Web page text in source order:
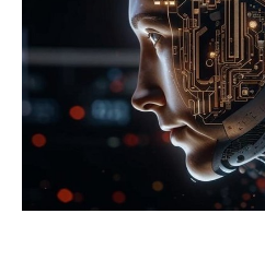
ОПК
ЭНЕРГЕТИКА
РОЗНИЧНАЯ ТОРГОВЛЯ
ТРАНСПОРТ
УСЛУГИ
НОВОСТИ ТЕХНОЛОГИЙ
IT
МЕДИА
ТЕЛЕКОММУНИКАЦИИ
МЕРОПРИЯТИЯ
НОВОСТИ МЕРОПРИЯТИЙ
ВЫЕЗДНАЯ РЕДАКЦИЯ
БИЗНЕС-БРАНЧИ
СПОРТ
НОВОСТИ СПОРТА
ОБЩЕСТВО
НОВОСТИ ОБЩЕСТВА
ФОТОГАЛЕРЕЯ